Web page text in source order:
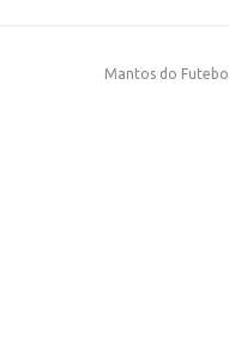
Mantos do Futebol